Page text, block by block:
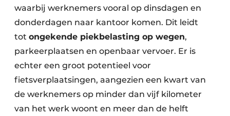
waarbij werknemers vooral op dinsdagen en
donderdagen naar kantoor komen. Dit leidt
tot ongekende piekbelasting op wegen,
parkeerplaatsen en openbaar vervoer. Er is
echter een groot potentieel voor
fietsverplaatsingen, aangezien een kwart van
de werknemers op minder dan vijf kilometer
van het werk woont en meer dan de helft